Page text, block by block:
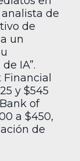
de
de
un
IA”.
Financial
y $545
of
a $450,
de